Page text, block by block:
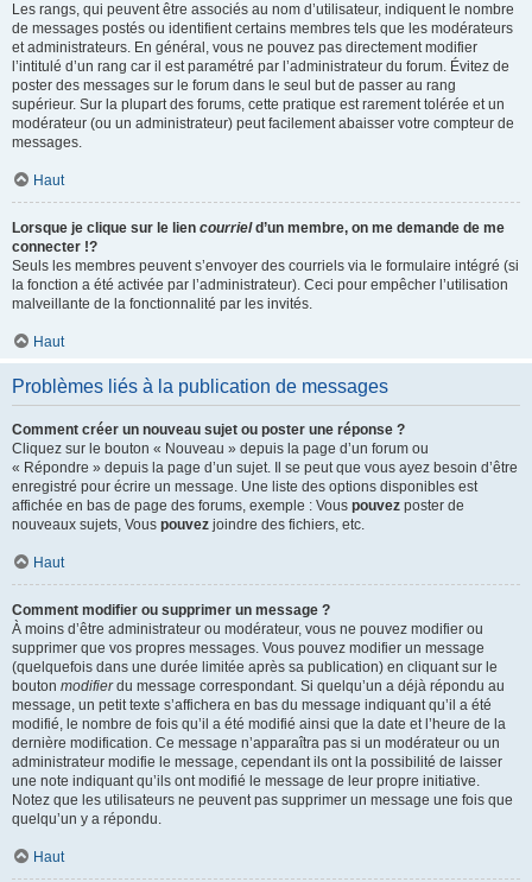
Les rangs, qui peuvent être associés au nom d’utilisateur, indiquent le nombre
de messages postés ou identifient certains membres tels que les modérateurs
et administrateurs. En général, vous ne pouvez pas directement modifier
l’intitulé d’un rang car il est paramétré par l’administrateur du forum. Évitez de
poster des messages sur le forum dans le seul but de passer au rang
supérieur. Sur la plupart des forums, cette pratique est rarement tolérée et un
modérateur (ou un administrateur) peut facilement abaisser votre compteur de
messages.
Haut
Lorsque je clique sur le lien courrield’un membre, on me demande de me
connecter !?
Seuls les membres peuvent s’envoyer des courriels via le formulaire intégré (si
la fonction a été activée par l’administrateur). Ceci pour empêcher l’utilisation
malveillante de la fonctionnalité par les invités.
Haut
Problèmes liés à la publication de messages
Comment créer un nouveau sujet ou poster une réponse ?
Cliquez sur le bouton « Nouveau » depuis la page d’un forum ou
« Répondre » depuis la page d’un sujet. Il se peut que vous ayez besoin d’être
enregistré pour écrire un message. Une liste des options disponibles est
affichée en bas de page des forums, exemple : Vous pouvez poster de
nouveaux sujets, Vous pouvez joindre des fichiers, etc.
Haut
Comment modifier ou supprimer un message ?
À moins d’être administrateur ou modérateur, vous ne pouvez modifier ou
supprimer que vos propres messages. Vous pouvez modifier un message
(quelquefois dans une durée limitée après sa publication) en cliquant sur le
bouton modifierdu message correspondant. Si quelqu’un a déjà répondu au
message, un petit texte s’affichera en bas du message indiquant qu’il a été
modifié, le nombre de fois qu’il a été modifié ainsi que la date et l’heure de la
dernière modification. Ce message n’apparaîtra pas si un modérateur ou un
administrateur modifie le message, cependant ils ont la possibilité de laisser
une note indiquant qu’ils ont modifié le message de leur propre initiative.
Notez que les utilisateurs ne peuvent pas supprimer un message une fois que
quelqu’un y a répondu.
Haut